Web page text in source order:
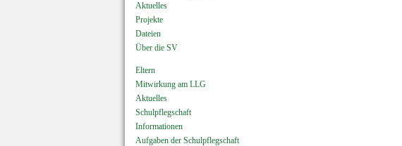
Aktuelles
Projekte
Dateien
Über die SV
Eltern
Mitwirkung am LLG
Aktuelles
Schulpflegschaft
Informationen
Aufgaben der Schulpflegschaft